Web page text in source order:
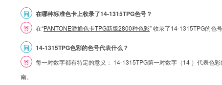
问 在哪种标准色卡上收录了14-1315TPG色号？
答 在“PANTONE潘通色卡TPG新版2800种色彩” 收录了14-1315TPG的色
问 14-1315TPG色彩的色号代表什么？
答
每一对数字都有特定的意义： 14-1315TPG第一对数字（14 ）代表色
南。